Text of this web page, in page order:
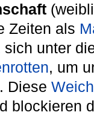
Zeiten als
sich unter
, um
Diese
blockieren